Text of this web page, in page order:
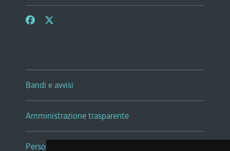
Bandi e avvisi
Amministrazione trasparente
Persone e Uffici